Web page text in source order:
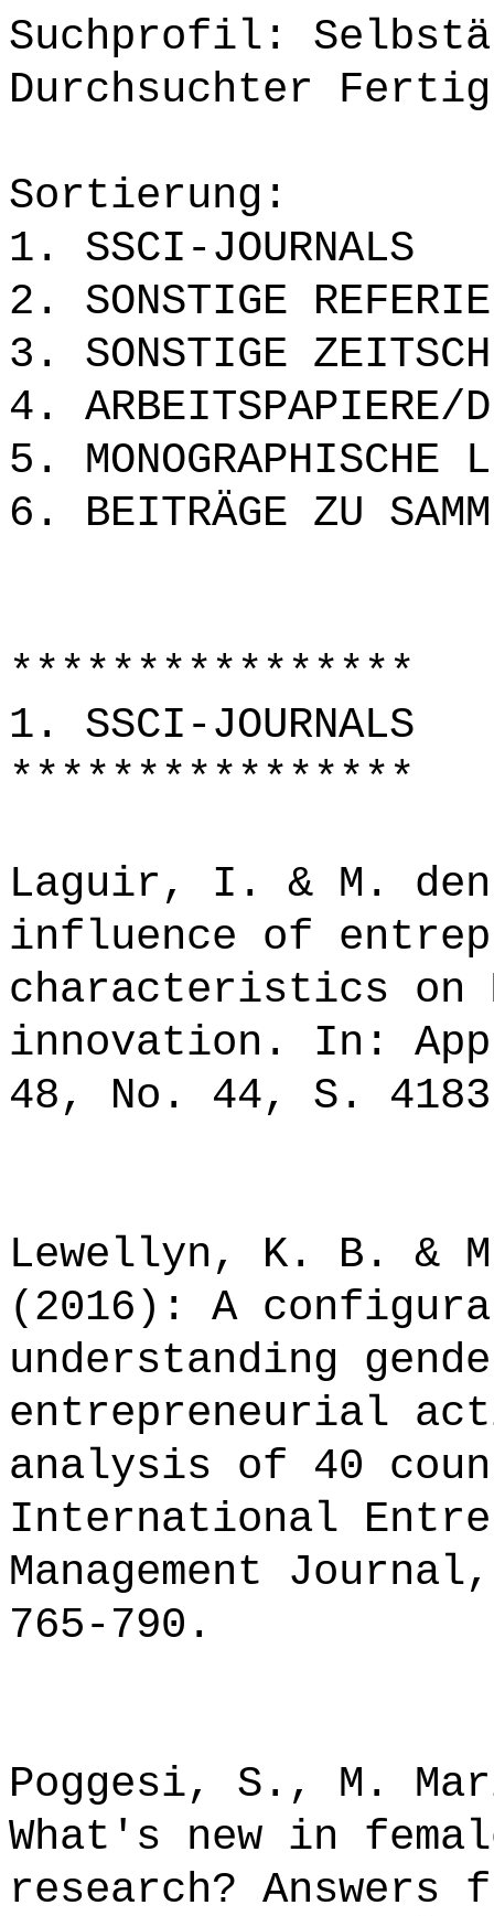
Suchprofil:
Durchsuchter
Sortierung:
1. SSCI-JOURNALS
2. SONSTIGE
3. SONSTIGE
4. ARBEITSPAPIERE/
5. MONOGRAPHISCHE
6. BEITRÄGE ZU
****************
1. SSCI-JOURNALS
****************
Laguir, I. & M.
influence of
characteristics on
innovation. In:
48, No. 44, S.
Lewellyn, K. B. &
(2016): A
understanding
entrepreneurial
analysis of 40
International
Management
765-790.
Poggesi, S., M.
What's new in
research?